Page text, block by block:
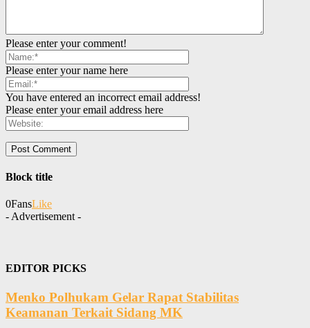
Please enter your comment!
Please enter your name here
You have entered an incorrect email address!
Please enter your email address here
Block title
0FansLike
- Advertisement -
EDITOR PICKS
Menko Polhukam Gelar Rapat Stabilitas
Keamanan Terkait Sidang MK